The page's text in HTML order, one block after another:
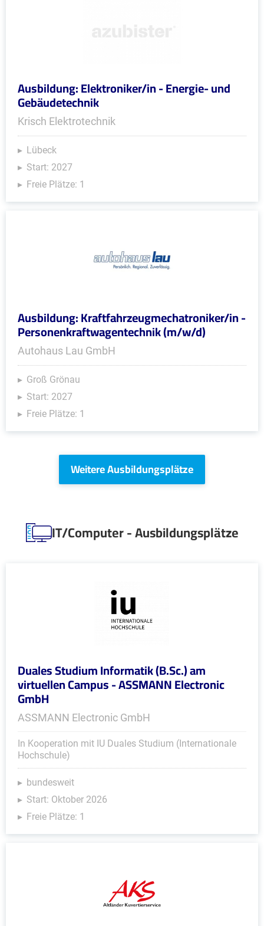
Ausbildung: Elektroniker/in - Energie- und
Gebäudetechnik
Krisch Elektrotechnik
Lübeck
Start: 2027
Freie Plätze: 1
Ausbildung: Kraftfahrzeugmechatroniker/in -
Personenkraftwagentechnik (m/w/d)
Autohaus Lau GmbH
Groß Grönau
Start: 2027
Freie Plätze: 1
Weitere Ausbildungsplätze
IT/Computer - Ausbildungsplätze
Duales Studium Informatik (B.Sc.) am
virtuellen Campus - ASSMANN Electronic
GmbH
ASSMANN Electronic GmbH
In Kooperation mit IU Duales Studium (Internationale
Hochschule)
bundesweit
Start: Oktober 2026
Freie Plätze: 1